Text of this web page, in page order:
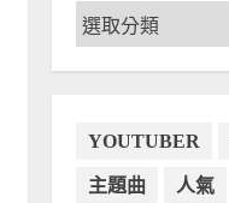
文
章
分
YOUTUBER
主題曲 人氣